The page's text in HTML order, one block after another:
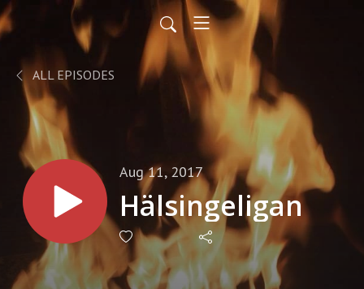
ALL EPISODES
Aug 11, 2017
Hälsingeligan